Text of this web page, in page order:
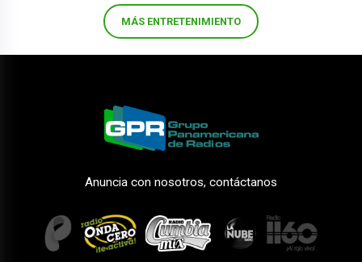
MÁS ENTRETENIMIENTO
Anuncia con nosotros, contáctanos